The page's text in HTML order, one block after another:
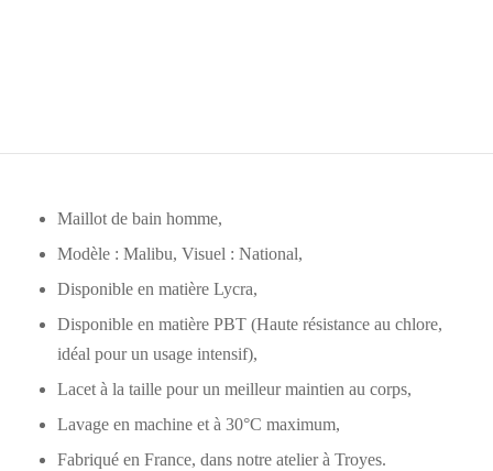
Maillot de bain homme,
Modèle : Malibu, Visuel : National,
Disponible en matière Lycra,
Disponible en matière PBT (Haute résistance au chlore,
idéal pour un usage intensif),
Lacet à la taille pour un meilleur maintien au corps,
Lavage en machine et à 30°C maximum,
Fabriqué en France, dans notre atelier à Troyes.